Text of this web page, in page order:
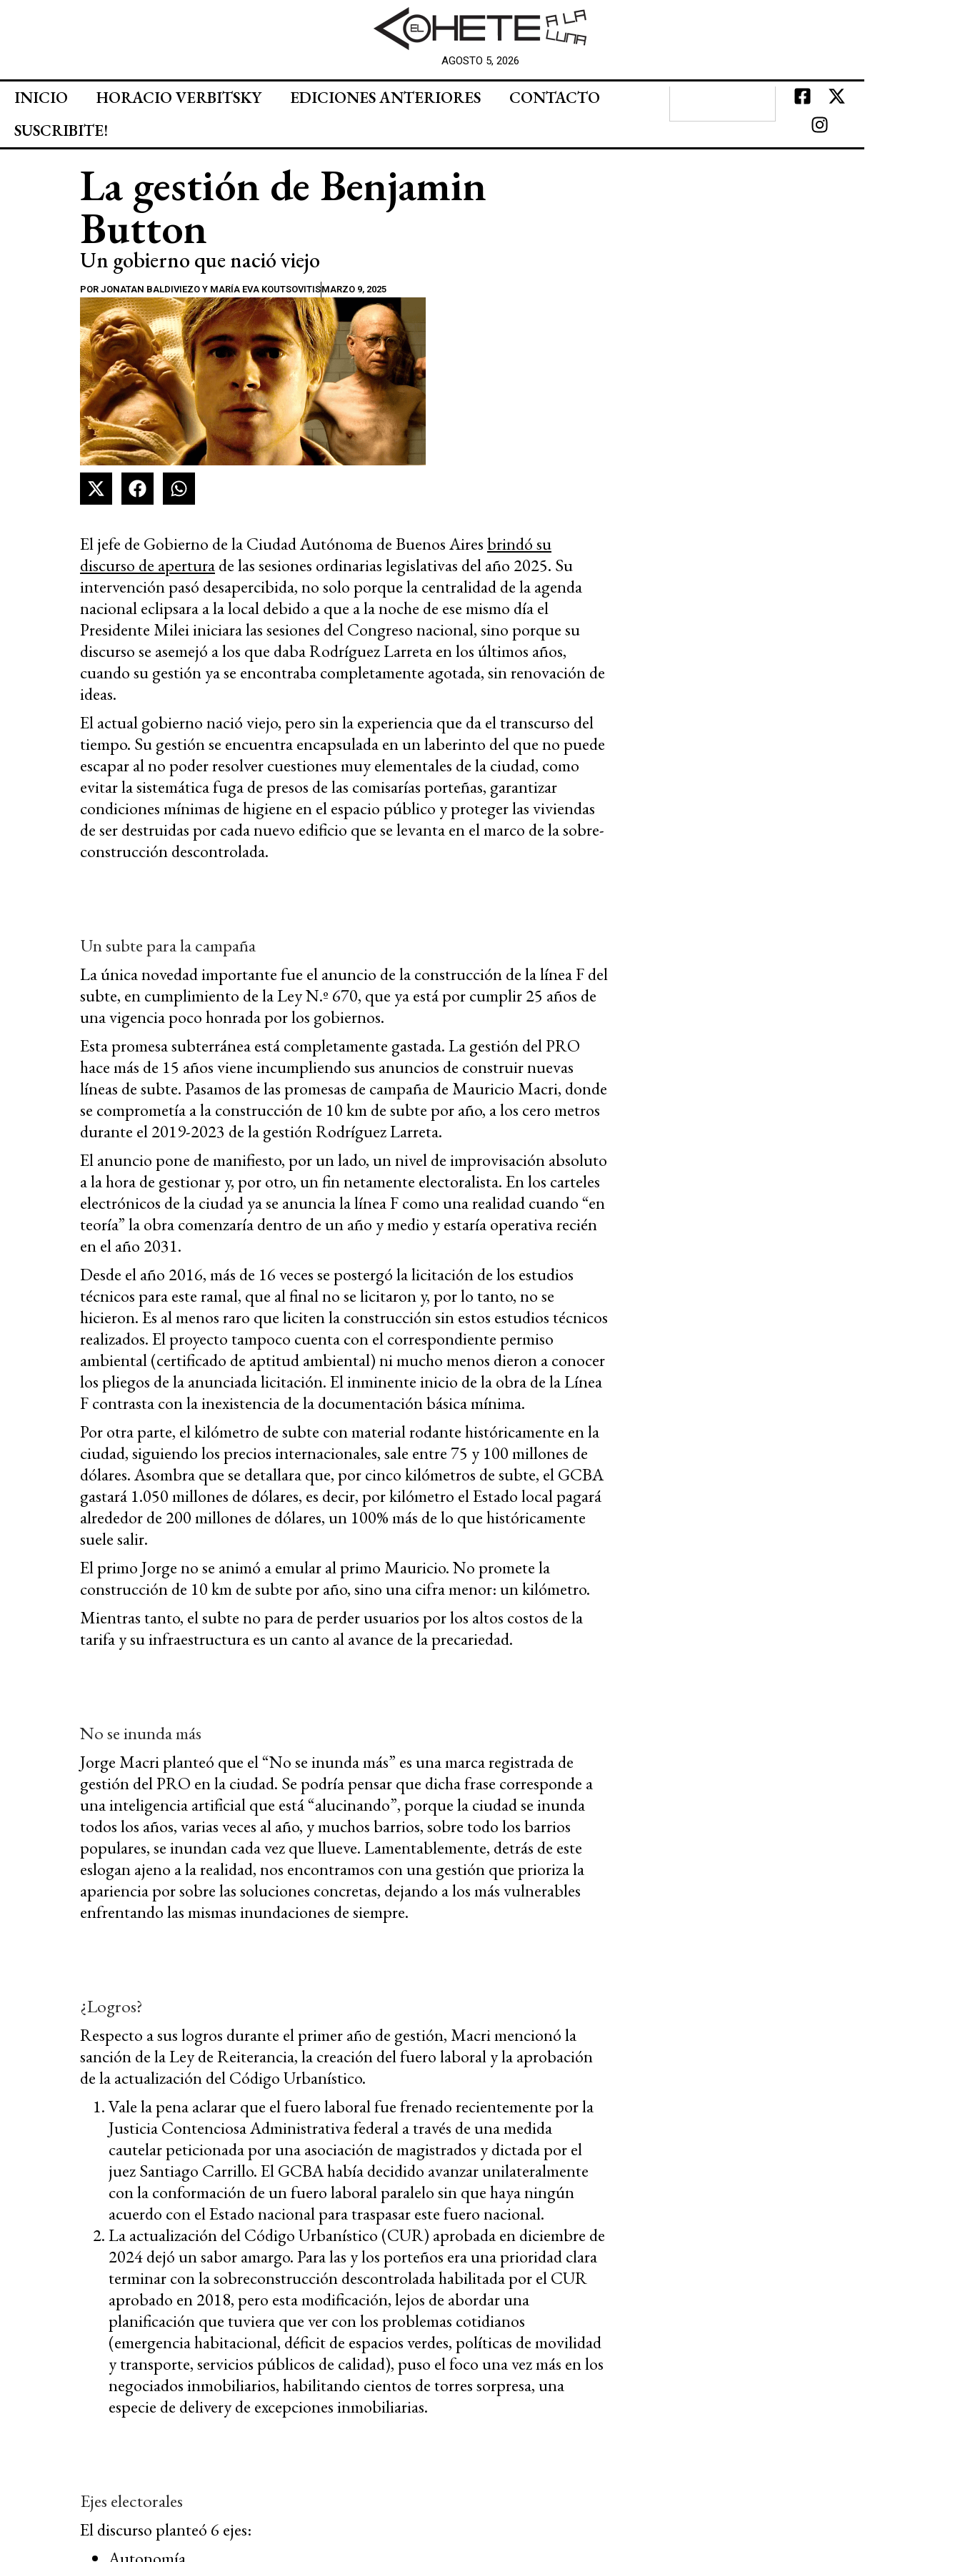
AGOSTO 5, 2026
INICIO HORACIO VERBITSKY EDICIONES ANTERIORES
CONTACTO
SUSCRIBITE!
La gestión de Benjamin
Button
Un gobierno que nació viejo
POR JONATAN BALDIVIEZO Y MARÍA EVA KOUTSOVITISMARZO 9, 2025
El jefe de Gobierno de la Ciudad Autónoma de Buenos Airesbrindó su
discurso de aperturade las sesiones ordinarias legislativas del año 2025. Su
intervención pasó desapercibida, no solo porque la centralidad de la agenda
nacional eclipsara a la local debido a que a la noche de ese mismo día el
Presidente Milei iniciara las sesiones del Congreso nacional, sino porque su
discurso se asemejó a los que daba Rodríguez Larreta en los últimos años,
cuando su gestión ya se encontraba completamente agotada, sin renovación de
ideas.
El actual gobierno nació viejo, pero sin la experiencia que da el transcurso del
tiempo. Su gestión se encuentra encapsulada en un laberinto del que no puede
escapar al no poder resolver cuestiones muy elementales de la ciudad, como
evitar la sistemática fuga de presos de las comisarías porteñas, garantizar
condiciones mínimas de higiene en el espacio público y proteger las viviendas
de ser destruidas por cada nuevo edificio que se levanta en el marco de la sobre-
construcción descontrolada.
Un subte para la campaña
La única novedad importante fue el anuncio de la construcción de la línea F del
subte, en cumplimiento de la Ley N.º 670, que ya está por cumplir 25 años de
una vigencia poco honrada por los gobiernos.
Esta promesa subterránea está completamente gastada. La gestión del PRO
hace más de 15 años viene incumpliendo sus anuncios de construir nuevas
líneas de subte. Pasamos de las promesas de campaña de Mauricio Macri, donde
se comprometía a la construcción de 10 km de subte por año, a los cero metros
durante el 2019-2023 de la gestión Rodríguez Larreta.
El anuncio pone de manifiesto, por un lado, un nivel de improvisación absoluto
a la hora de gestionar y, por otro, un fin netamente electoralista. En los carteles
electrónicos de la ciudad ya se anuncia la línea F como una realidad cuando “en
teoría” la obra comenzaría dentro de un año y medio y estaría operativa recién
en el año 2031.
Desde el año 2016, más de 16 veces se postergó la licitación de los estudios
técnicos para este ramal, que al final no se licitaron y, por lo tanto, no se
hicieron. Es al menos raro que liciten la construcción sin estos estudios técnicos
realizados. El proyecto tampoco cuenta con el correspondiente permiso
ambiental (certificado de aptitud ambiental) ni mucho menos dieron a conocer
los pliegos de la anunciada licitación. El inminente inicio de la obra de la Línea
F contrasta con la inexistencia de la documentación básica mínima.
Por otra parte, el kilómetro de subte con material rodante históricamente en la
ciudad, siguiendo los precios internacionales, sale entre 75 y 100 millones de
dólares. Asombra que se detallara que, por cinco kilómetros de subte, el GCBA
gastará 1.050 millones de dólares, es decir, por kilómetro el Estado local pagará
alrededor de 200 millones de dólares, un 100% más de lo que históricamente
suele salir.
El primo Jorge no se animó a emular al primo Mauricio. No promete la
construcción de 10 km de subte por año, sino una cifra menor: un kilómetro.
Mientras tanto, el subte no para de perder usuarios por los altos costos de la
tarifa y su infraestructura es un canto al avance de la precariedad.
No se inunda más
Jorge Macri planteó que el “No se inunda más” es una marca registrada de
gestión del PRO en la ciudad. Se podría pensar que dicha frase corresponde a
una inteligencia artificial que está “alucinando”, porque la ciudad se inunda
todos los años, varias veces al año, y muchos barrios, sobre todo los barrios
populares, se inundan cada vez que llueve. Lamentablemente, detrás de este
eslogan ajeno a la realidad, nos encontramos con una gestión que prioriza la
apariencia por sobre las soluciones concretas, dejando a los más vulnerables
enfrentando las mismas inundaciones de siempre.
¿Logros?
Respecto a sus logros durante el primer año de gestión, Macri mencionó la
sanción de la Ley de Reiterancia, la creación del fuero laboral y la aprobación
de la actualización del Código Urbanístico.
Vale la pena aclarar que el fuero laboral fue frenado recientemente por la
Justicia Contenciosa Administrativa federal a través de una medida
cautelar peticionada por una asociación de magistrados y dictada por el
juez Santiago Carrillo. El GCBA había decidido avanzar unilateralmente
con la conformación de un fuero laboral paralelo sin que haya ningún
acuerdo con el Estado nacional para traspasar este fuero nacional.
La actualización del Código Urbanístico (CUR) aprobada en diciembre de
2024 dejó un sabor amargo. Para las y los porteños era una prioridad clara
terminar con la sobreconstrucción descontrolada habilitada por el CUR
aprobado en 2018, pero esta modificación, lejos de abordar una
planificación que tuviera que ver con los problemas cotidianos
(emergencia habitacional, déficit de espacios verdes, políticas de movilidad
y transporte, servicios públicos de calidad), puso el foco una vez más en los
negociados inmobiliarios, habilitando cientos de torres sorpresa, una
especie de delivery de excepciones inmobiliarias.
Ejes electorales
El discurso planteó 6 ejes: